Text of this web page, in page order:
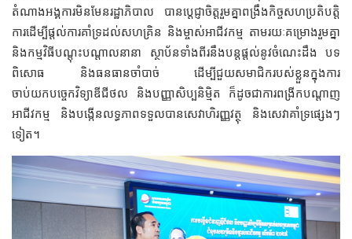
តំណាងអង្គការមិនមែនរដ្ឋាភិបាល បានប្តេជ្ញាចិត្តរួមគ្នាពង្រឹងកិច្ចសហប្រតិបត្តិ
ការដើម្បីផ្តល់ការគាំទ្រដល់សហគ្រិន និងម្ចាស់អាជីវកម្ម តាមរយៈគម្រោងរួមគ្នា
និងកម្មវិធីបណ្តុះបណ្តាលនានា ស្ថាប័នទាំងពីរនឹងបន្តផ្តល់នូវចំណេះដឹង បទ
ពិសោធ និងធនធានចាំបាច់ ដើម្បីជួយសមាជិករបស់ខ្លួនក្នុងការ
ចាប់យកបច្ចេកវិទ្យាឌីជីថល និងបញ្ញាសិប្បនិម្មិត ក៏ដូចជាការពង្រីកបណ្តាញ
អាជីវកម្ម និងបង្កើនលទ្ធភាពទទួលបានសេវាហិរញ្ញវត្ថុ និងសេវាគាំទ្រផ្សេងៗ
ទៀត។